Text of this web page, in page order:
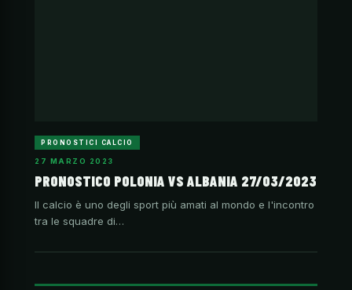
PRONOSTICI CALCIO
27 MARZO 2023
PRONOSTICO POLONIA VS ALBANIA 27/03/2023
Il calcio è uno degli sport più amati al mondo e l'incontro
tra le squadre di…